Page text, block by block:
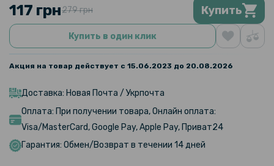
117 грн279 грн Купить
Купить в один клик
Акция на товар действует с 15.06.2023 до 20.08.2026
Доставка: Новая Почта / Укрпочта
Оплата: При получении товара, Онлайн оплата:
Visa/MasterCard, Google Pay, Apple Pay, Приват24
Гарантия: Обмен/Возврат в течении 14 дней